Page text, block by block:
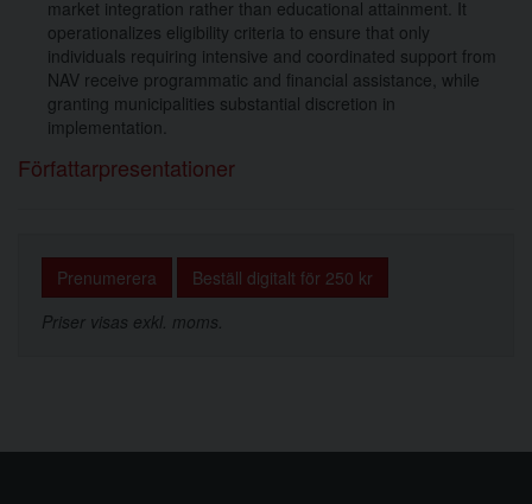
market integration rather than educational attainment. It
operationalizes eligibility criteria to ensure that only
individuals requiring intensive and coordinated support from
NAV receive programmatic and financial assistance, while
granting municipalities substantial discretion in
implementation.
Författarpresentationer
Prenumerera
Beställ digitalt för 250 kr
Priser visas exkl. moms.